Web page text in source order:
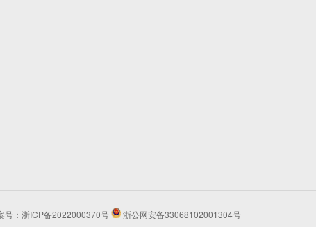
： 浙ICP备2022000370号 浙公网安备33068102001304号